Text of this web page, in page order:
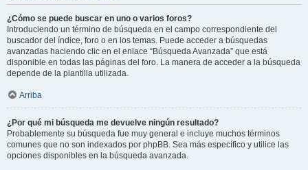
¿Cómo se puede buscar en uno o varios foros?
Introduciendo un término de búsqueda en el campo correspondiente del
buscador del índice, foro o en los temas. Puede acceder a búsquedas
avanzadas haciendo clic en el enlace “Búsqueda Avanzada” que está
disponible en todas las páginas del foro. La manera de acceder a la búsqueda
depende de la plantilla utilizada.
Arriba
¿Por qué mi búsqueda me devuelve ningún resultado?
Probablemente su búsqueda fue muy general e incluye muchos términos
comunes que no son indexados por phpBB. Sea más específico y utilice las
opciones disponibles en la búsqueda avanzada.